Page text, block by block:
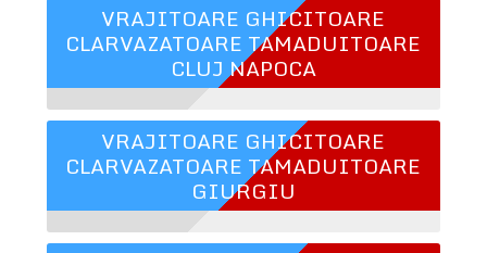
VRAJITOARE GHICITOARE
CLARVAZATOARE TAMADUITOARE
CLUJ NAPOCA
VRAJITOARE GHICITOARE
CLARVAZATOARE TAMADUITOARE
GIURGIU